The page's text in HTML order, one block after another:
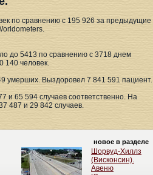
по сравнению с 195 926 за предыдущие
до 5413 по сравнению с 3718 днем
140 человек.
умерших. Выздоровел 7 841 591 пациент.
и 65 594 случаев соответственно. На
487 и 29 842 случаев.